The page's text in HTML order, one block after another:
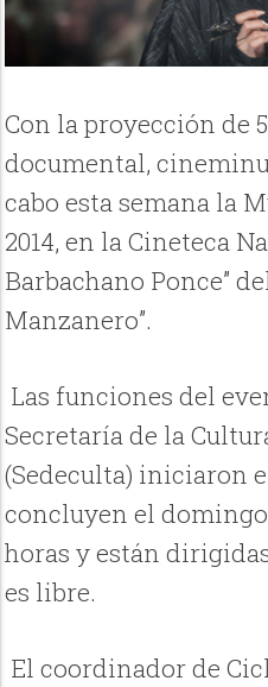
Con la proyección de
documental,
cabo esta semana la
2014, en la Cineteca
Barbachano Ponce”
Manzanero”.
Las funciones del
Secretaría de la
(Sedeculta) iniciaron
concluyen el domingo
horas y están
es libre.
El coordinador de